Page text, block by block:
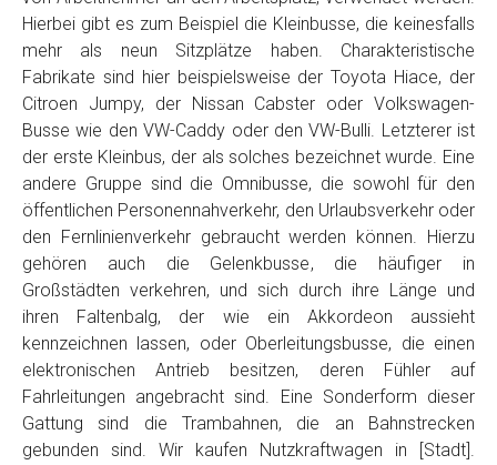
Hierbei gibt es zum Beispiel die Kleinbusse, die keinesfalls
mehr als neun Sitzplätze haben. Charakteristische
Fabrikate sind hier beispielsweise der Toyota Hiace, der
Citroen Jumpy, der Nissan Cabster oder Volkswagen-
Busse wie den VW-Caddy oder den VW-Bulli. Letzterer ist
der erste Kleinbus, der als solches bezeichnet wurde. Eine
andere Gruppe sind die Omnibusse, die sowohl für den
öffentlichen Personennahverkehr, den Urlaubsverkehr oder
den Fernlinienverkehr gebraucht werden können. Hierzu
gehören auch die Gelenkbusse, die häufiger in
Großstädten verkehren, und sich durch ihre Länge und
ihren Faltenbalg, der wie ein Akkordeon aussieht
kennzeichnen lassen, oder Oberleitungsbusse, die einen
elektronischen Antrieb besitzen, deren Fühler auf
Fahrleitungen angebracht sind. Eine Sonderform dieser
Gattung sind die Trambahnen, die an Bahnstrecken
gebunden sind. Wir kaufen Nutzkraftwagen in [Stadt].